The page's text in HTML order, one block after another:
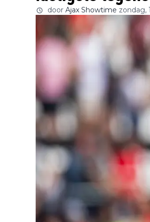
door Ajax Showtime zondag,